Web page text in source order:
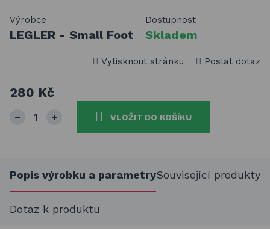
Výrobce
LEGLER - Small Foot
Dostupnost
Skladem
Vytisknout stránku Poslat dotaz
280 Kč
VLOŽIT DO KOŠÍKU
Popis výrobku a parametrySouvisející produkty
Dotaz k produktu